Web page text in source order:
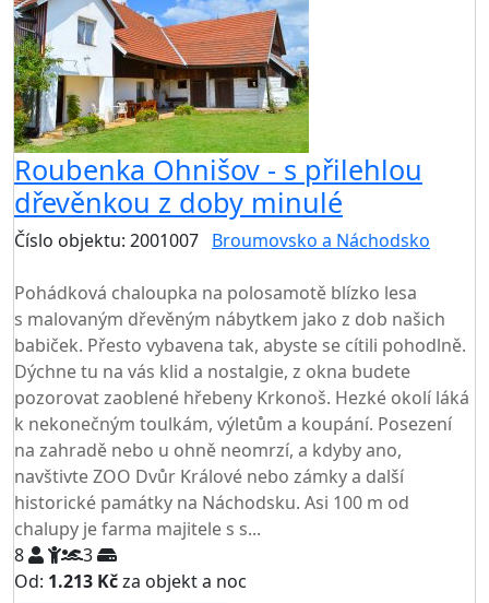
Roubenka Ohnišov - s přilehlou
dřevěnkou z doby minulé
Číslo objektu: 2001007 Broumovsko a Náchodsko
Pohádková chaloupka na polosamotě blízko lesa
s malovaným dřevěným nábytkem jako z dob našich
babiček. Přesto vybavena tak, abyste se cítili pohodlně.
Dýchne tu na vás klid a nostalgie, z okna budete
pozorovat zaoblené hřebeny Krkonoš. Hezké okolí láká
k nekonečným toulkám, výletům a koupání. Posezení
na zahradě nebo u ohně neomrzí, a kdyby ano,
navštivte ZOO Dvůr Králové nebo zámky a další
historické památky na Náchodsku. Asi 100 m od
chalupy je farma majitele s s...
8
3
Od: 1.213 Kčza objekt a noc